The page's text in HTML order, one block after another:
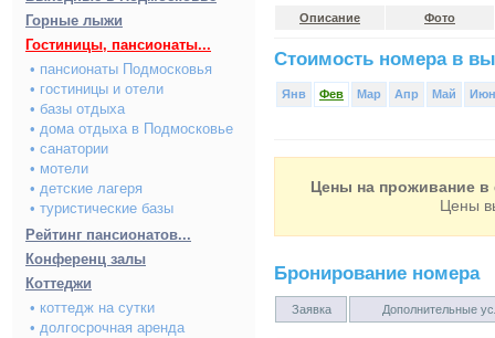
Горные лыжи
Гостиницы, пансионаты...
• пансионаты Подмосковья
• гостиницы и отели
• базы отдыха
• дома отдыха в Подмосковье
• санатории
• мотели
• детские лагеря
• туристические базы
Рейтинг пансионатов...
Конференц залы
Коттеджи
• коттедж на сутки
• долгосрочная аренда
Описание Фото
Стоимость номера в
Янв Фев Мар Апр Май Июн
Цены на проживание в
Цены
Бронирование номера
Заявка Дополнительные